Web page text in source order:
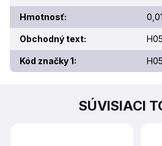
Hmotnosť:
Obchodný text:
Kód značky 1:
SÚVISIACI